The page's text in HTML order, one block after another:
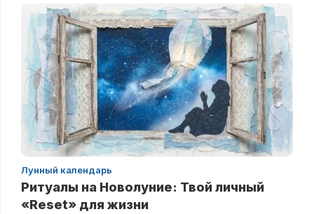
Лунный календарь
Ритуалы на Новолуние: Твой личный
«Reset» для жизни